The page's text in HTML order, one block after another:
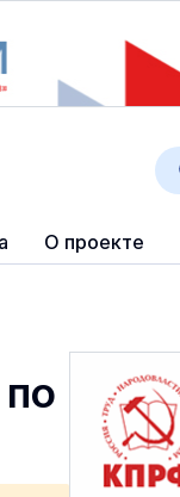
О проекте